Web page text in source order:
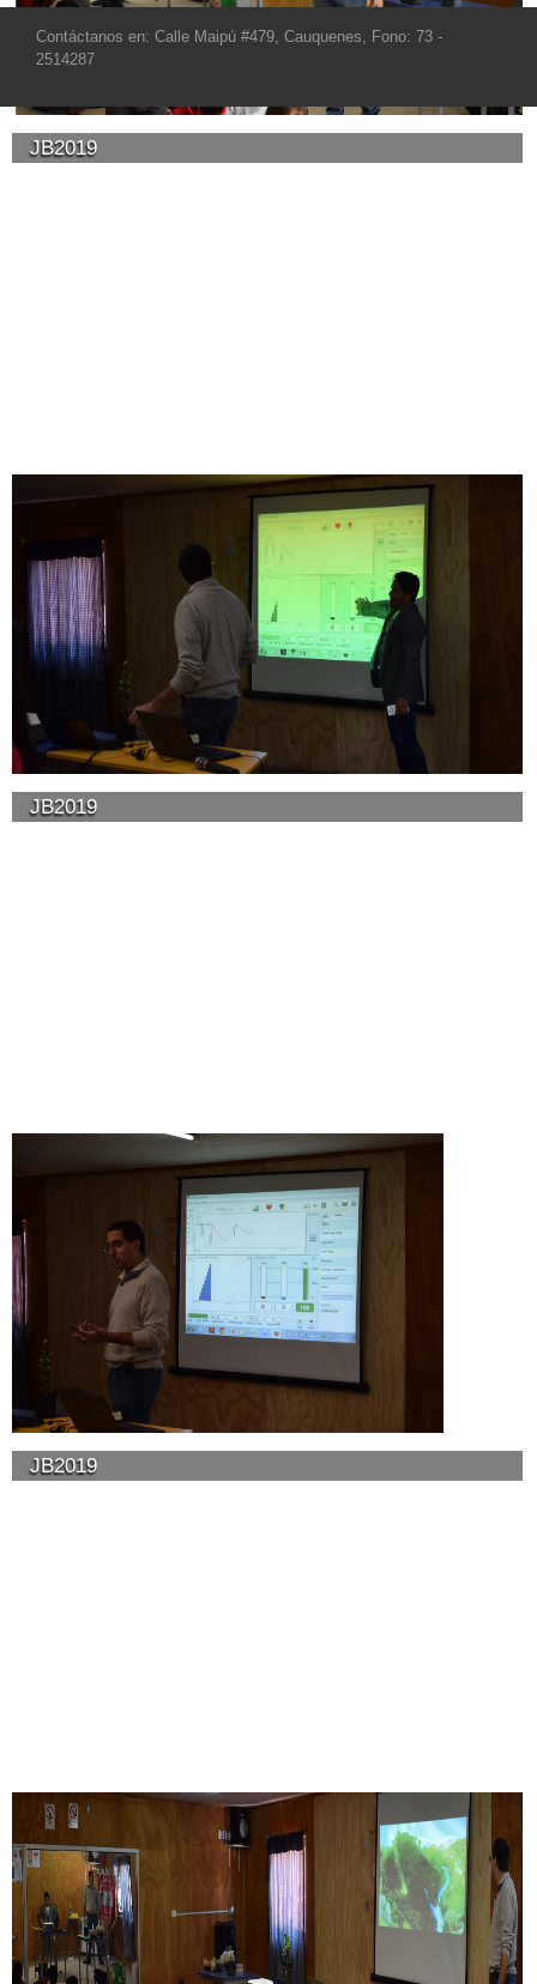
JB2019
JB2019
JB2019
Contáctanos en: Calle Maipú #479, Cauquenes, Fono: 73 -
2514287